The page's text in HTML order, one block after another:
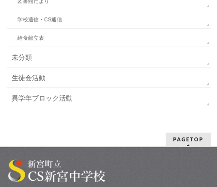
学校通信・CS通信
給食献立表
未分類
生徒会活動
異学年ブロック活動
PAGETOP